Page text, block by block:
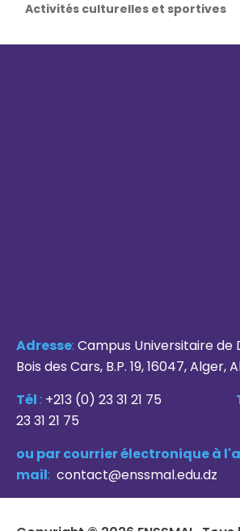
Activités culturelles et sportives
Adresse: Campus Universitaire de
Bois des Cars, B.P. 19, 16047, Alger,
Tél : +213 (0) 23 31 21 75
23 31 21 75
ou par courrier électronique à
mail: contact@enssmal.edu.dz